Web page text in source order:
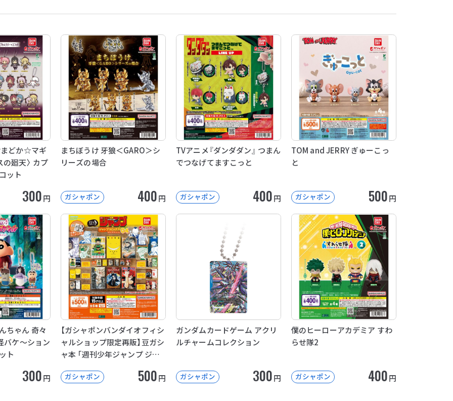
どか☆マギ
の廻天〉 カプ
ット
300円
まちぼうけ 牙狼＜GARO＞シ
リーズの場合
ガシャポン 400円
TVアニメ『ダンダダン』 つまん
でつなげてますこっと
ガシャポン 400円
TOM and JERRY ぎゅーこっ
と
ガシャポン 500円
ちゃん 奇々
バケ～ション
ト
300円
【ガシャポンバンダイオフィシ
ャルショップ限定再販】豆ガシ
ャ本 「週刊少年ジャンプ ジャ
04ガシャポン 500円
ガンダムカードゲーム アクリ
ルチャームコレクション
ガシャポン 300円
僕のヒーローアカデミア すわ
らせ隊2
ガシャポン 400円